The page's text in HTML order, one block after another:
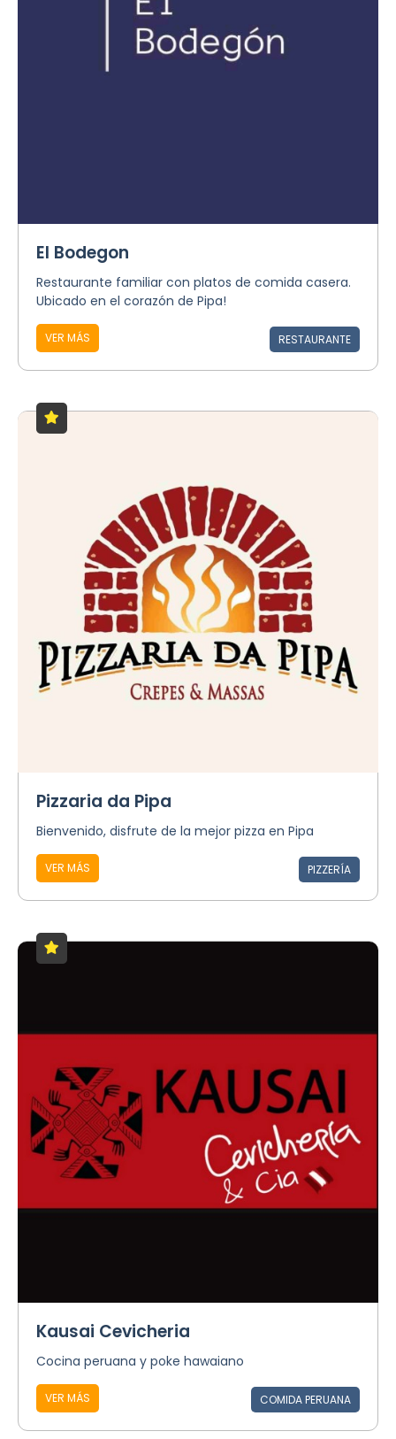
El Bodegon
Restaurante familiar con platos de comida casera.
Ubicado en el corazón de Pipa!
VER MÁS RESTAURANTE
Pizzaria da Pipa
Bienvenido, disfrute de la mejor pizza en Pipa
VER MÁS PIZZERÍA
Kausai Cevicheria
Cocina peruana y poke hawaiano
VER MÁS COMIDA PERUANA